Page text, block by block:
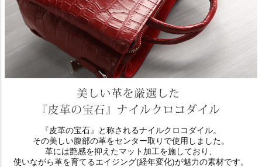
『皮革の宝石』と称されるナイルクロコダイル。
その美しい腹部の革をセンター取りで使用しました。
革には艶感を抑えたマット加工を施しており、
使いながら革を育てるエイジング(経年変化)が魅力の素材です。